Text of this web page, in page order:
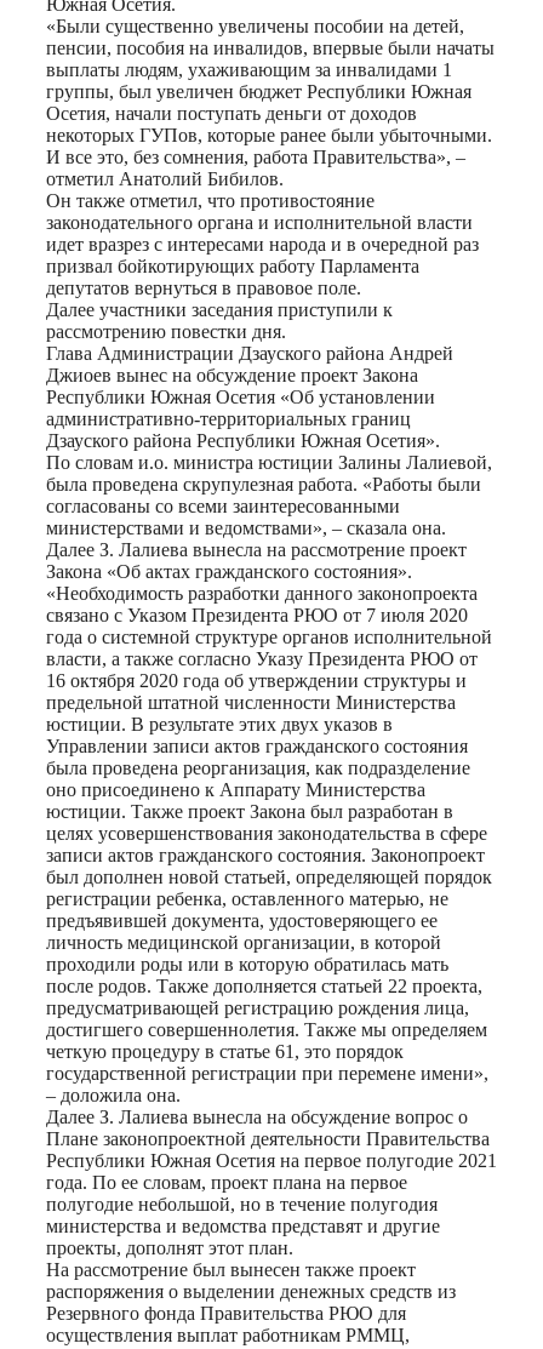
«Были существенно увеличены пособии на детей,
пенсии, пособия на инвалидов, впервые были начаты
выплаты людям, ухаживающим за инвалидами 1
группы, был увеличен бюджет Республики Южная
Осетия, начали поступать деньги от доходов
некоторых ГУПов, которые ранее были убыточными.
И все это, без сомнения, работа Правительства», –
отметил Анатолий Бибилов.
Он также отметил, что противостояние
законодательного органа и исполнительной власти
идет вразрез с интересами народа и в очередной раз
призвал бойкотирующих работу Парламента
депутатов вернуться в правовое поле.
Далее участники заседания приступили к
рассмотрению повестки дня.
Глава Администрации Дзауского района Андрей
Джиоев вынес на обсуждение проект Закона
Республики Южная Осетия «Об установлении
административно-территориальных границ
Дзауского района Республики Южная Осетия».
По словам и.о. министра юстиции Залины Лалиевой,
была проведена скрупулезная работа. «Работы были
согласованы со всеми заинтересованными
министерствами и ведомствами», – сказала она.
Далее З. Лалиева вынесла на рассмотрение проект
Закона «Об актах гражданского состояния».
«Необходимость разработки данного законопроекта
связано с Указом Президента РЮО от 7 июля 2020
года о системной структуре органов исполнительной
власти, а также согласно Указу Президента РЮО от
16 октября 2020 года об утверждении структуры и
предельной штатной численности Министерства
юстиции. В результате этих двух указов в
Управлении записи актов гражданского состояния
была проведена реорганизация, как подразделение
оно присоединено к Аппарату Министерства
юстиции. Также проект Закона был разработан в
целях усовершенствования законодательства в сфере
записи актов гражданского состояния. Законопроект
был дополнен новой статьей, определяющей порядок
регистрации ребенка, оставленного матерью, не
предъявившей документа, удостоверяющего ее
личность медицинской организации, в которой
проходили роды или в которую обратилась мать
после родов. Также дополняется статьей 22 проекта,
предусматривающей регистрацию рождения лица,
достигшего совершеннолетия. Также мы определяем
четкую процедуру в статье 61, это порядок
государственной регистрации при перемене имени»,
– доложила она.
Далее З. Лалиева вынесла на обсуждение вопрос о
Плане законопроектной деятельности Правительства
Республики Южная Осетия на первое полугодие 2021
года. По ее словам, проект плана на первое
полугодие небольшой, но в течение полугодия
министерства и ведомства представят и другие
проекты, дополнят этот план.
На рассмотрение был вынесен также проект
распоряжения о выделении денежных средств из
Резервного фонда Правительства РЮО для
осуществления выплат работникам РММЦ,